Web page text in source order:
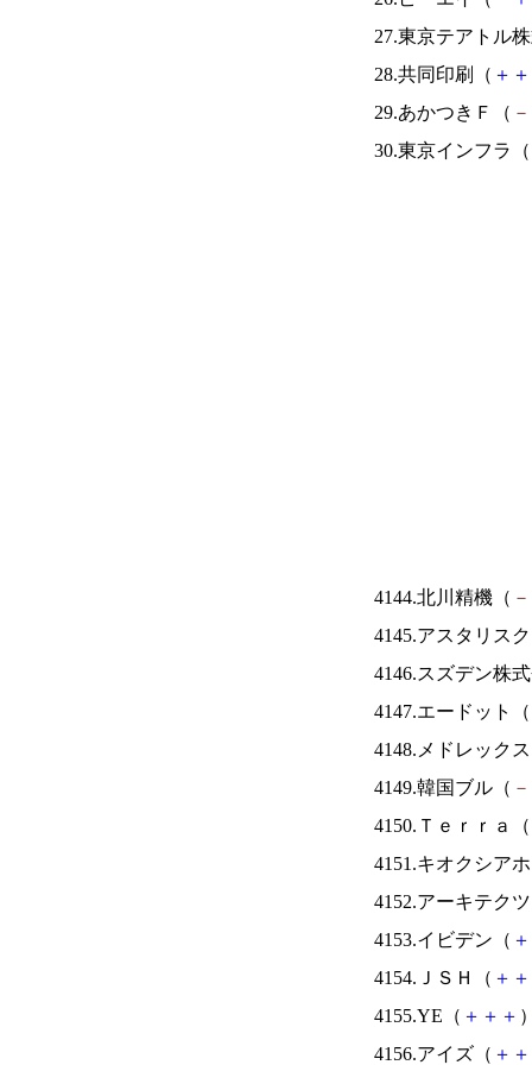
27.東京テアトル
28.共同印刷（ ＋ ＋
29.あかつきＦ（ －
30.東京インフラ（
4144.北川精機（ －
4145.アスタリス
4146.スズデン株
4147.エードット（
4148.メドレック
4149.韓国ブル（ －
4150.Ｔｅｒｒａ（
4151.キオクシア
4152.アーキテク
4153.イビデン（ ＋
4154.ＪＳＨ（ ＋ ＋
4155.YE（ ＋ ＋ ＋
4156.アイズ（ ＋ ＋